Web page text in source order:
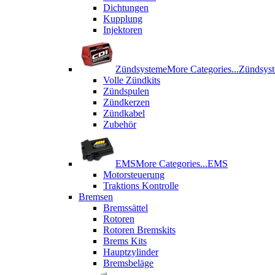
Dichtungen
Kupplung
Injektoren
ZündsystemeMore Categories...
Volle Zündkits
Zündspulen
Zündkerzen
Zündkabel
Zubehör
EMSMore Categories...EMS
Motorsteuerung
Traktions Kontrolle
Bremsen
Bremssättel
Rotoren
Rotoren Bremskits
Brems Kits
Hauptzylinder
Bremsbeläge